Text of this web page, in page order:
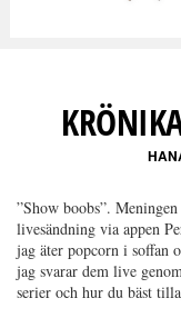
”Show boobs”.
livesändning via appen
jag äter popcorn i soffan
jag svarar dem live
serier och hur du bäst